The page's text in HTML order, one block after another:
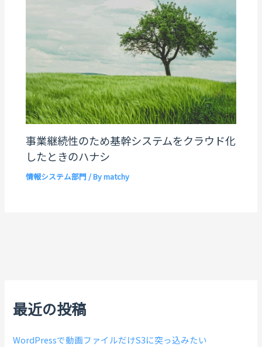
事業継続性のため基幹システムをクラウド化
したときのハナシ
情報システム部門 / Bymatchy
最近の投稿
WordPressで動画ファイルだけS3に突っ込みたい